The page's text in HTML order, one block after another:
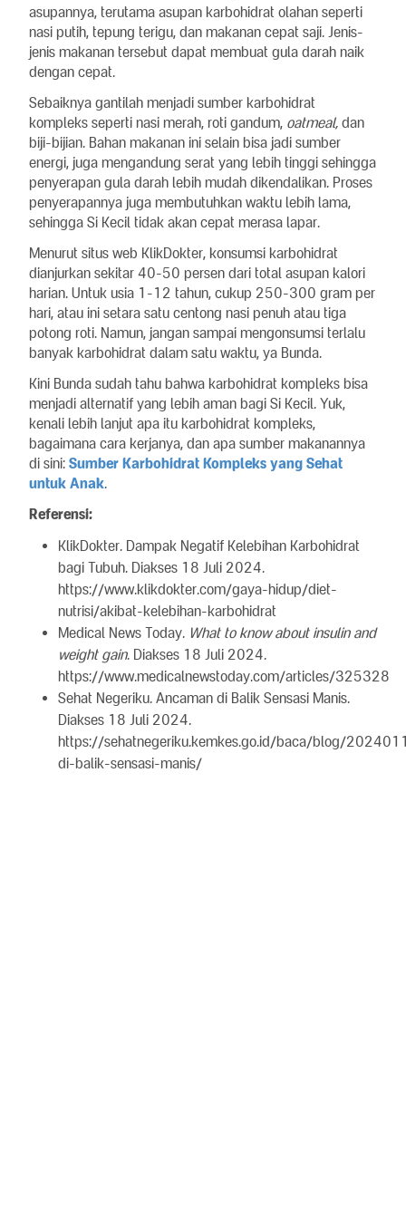
asupannya, terutama asupan karbohidrat olahan seperti
nasi putih, tepung terigu, dan makanan cepat saji. Jenis-
jenis makanan tersebut dapat membuat gula darah naik
dengan cepat.
Sebaiknya gantilah menjadi sumber karbohidrat
kompleks seperti nasi merah, roti gandum, oatmeal, dan
biji-bijian. Bahan makanan ini selain bisa jadi sumber
energi, juga mengandung serat yang lebih tinggi sehingga
penyerapan gula darah lebih mudah dikendalikan. Proses
penyerapannya juga membutuhkan waktu lebih lama,
sehingga Si Kecil tidak akan cepat merasa lapar.
Menurut situs web KlikDokter, konsumsi karbohidrat
dianjurkan sekitar 40-50 persen dari total asupan kalori
harian. Untuk usia 1-12 tahun, cukup 250-300 gram per
hari, atau ini setara satu centong nasi penuh atau tiga
potong roti. Namun, jangan sampai mengonsumsi terlalu
banyak karbohidrat dalam satu waktu, ya Bunda.
Kini Bunda sudah tahu bahwa karbohidrat kompleks bisa
menjadi alternatif yang lebih aman bagi Si Kecil. Yuk,
kenali lebih lanjut apa itu karbohidrat kompleks,
bagaimana cara kerjanya, dan apa sumber makanannya
di sini: Sumber Karbohidrat Kompleks yang Sehat
untuk Anak.
Referensi:
KlikDokter. Dampak Negatif Kelebihan Karbohidrat
bagi Tubuh. Diakses 18 Juli 2024.
https://www.klikdokter.com/gaya-hidup/diet-
nutrisi/akibat-kelebihan-karbohidrat
Medical News Today. What to know about insulin and
weight gain. Diakses 18 Juli 2024.
https://www.medicalnewstoday.com/articles/325328
Sehat Negeriku. Ancaman di Balik Sensasi Manis.
Diakses 18 Juli 2024.
https://sehatnegeriku.kemkes.go.id/baca/blog/
di-balik-sensasi-manis/